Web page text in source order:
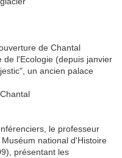
de Chantal
de l'Ecologie (depuis janvier
un ancien palace
le professeur
national d'Histoire
présentant les